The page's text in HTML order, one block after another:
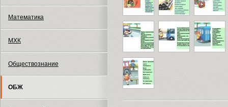
Математика
МХК
Обществознание
ОБЖ